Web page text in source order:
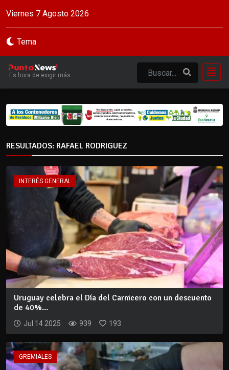
Viernes 7 Agosto 2026
Tema
Es hora de exigir más
RESULTADOS: RAFAEL RODRIGUEZ
INTERÉS GENERAL
Uruguay celebra el Día del Carnicero con un descuento
de 40%...
Jul 14 2025 939 193
GREMIALES